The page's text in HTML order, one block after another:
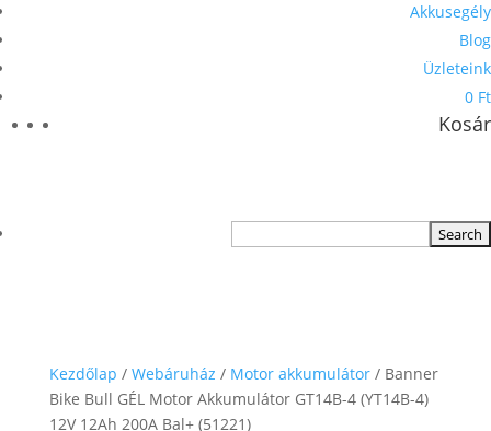
Akkusegély
Blog
Üzleteink
0 Ft
Kosár
Kezdőlap / Webáruház / Motor akkumulátor/ Banner
Bike Bull GÉL Motor Akkumulátor GT14B-4 (YT14B-4)
12V 12Ah 200A Bal+ (51221)